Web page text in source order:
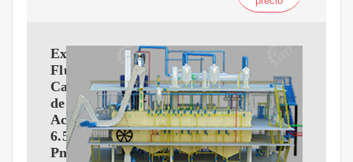
Extractor
Fluidos
Cambiador
de
Aceite
6.5L
Pneumatico